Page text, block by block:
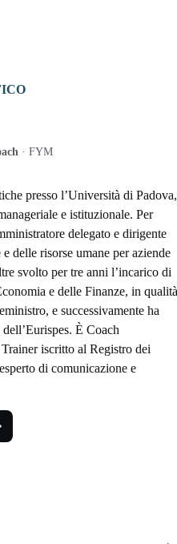
· FYM
presso l’Università di Padova,
e istituzionale. Per
delegato e dirigente
delle risorse umane per aziende
svolto per tre anni l’incarico di
e delle Finanze, in
e successivamente ha
È Coach
iscritto al Registro dei
di comunicazione e